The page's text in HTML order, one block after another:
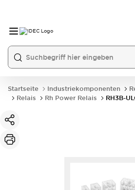
Startseite Industriekomponenten
Relais
Rh Power Relais RH3B-